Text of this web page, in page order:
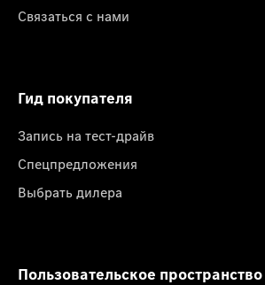
Связаться с нами
Гид покупателя
Запись на тест-драйв
Спецпредложения
Выбрать дилера
Пользовательское пространство